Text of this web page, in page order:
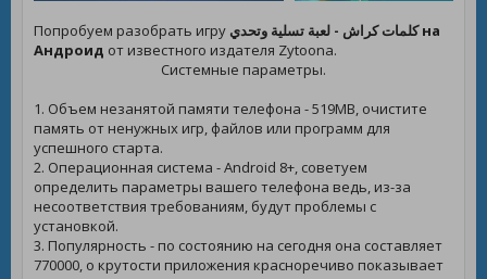
Попробуем разобрать игру كلمات كراش - لعبة تسلية وتحدي на
Андроид от известного издателя Zytoona.
Системные параметры.
1. Объем незанятой памяти телефона - 519MB, очистите
память от ненужных игр, файлов или программ для
успешного старта.
2. Операционная система - Android 8+, советуем
определить параметры вашего телефона ведь, из-за
несоответствия требованиям, будут проблемы с
установкой.
3. Популярность - по состоянию на сегодня она составляет
770000, о крутости приложения красноречиво показывает